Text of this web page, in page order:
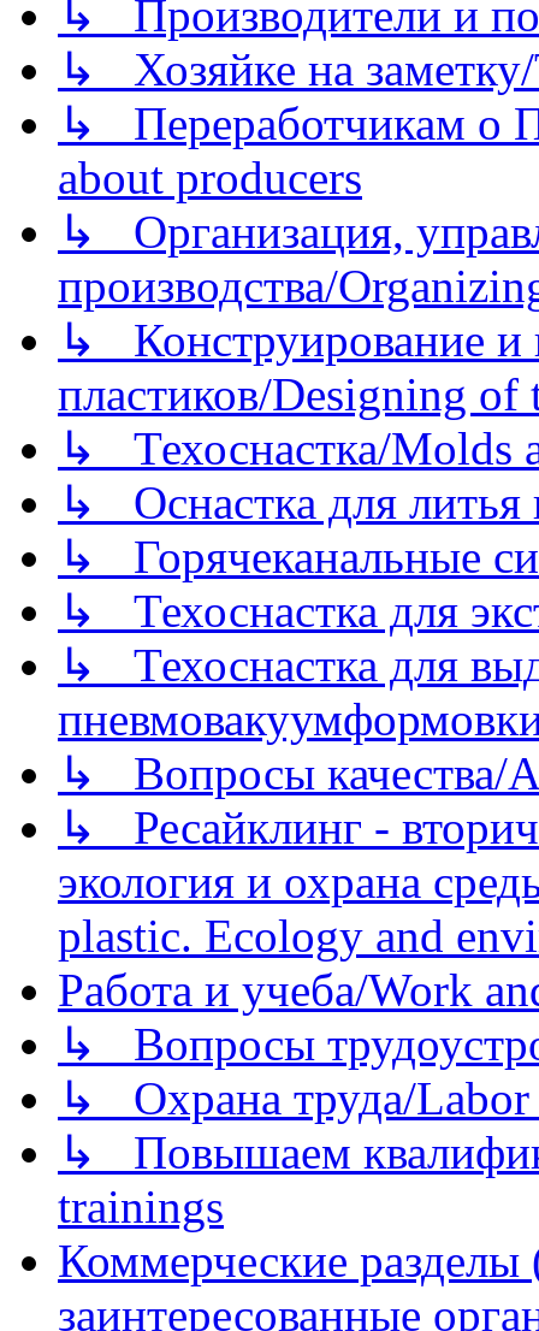
↳ Производители и
↳ Хозяйке на
↳ Переработчикам о
about producers
↳ Организация,
производства/
↳ Конструирование и
пластиков/Designing of
↳ Техоснастка/Molds
↳ Оснастка для литья
↳ Горячеканальные
↳ Техоснастка для
↳ Техоснастка для
↳ Вопросы качества/
↳ Ресайклинг -
экология и охрана
plastic. Ecology and
Работа и учеба/Work
↳ Вопросы
↳ Охрана труда/Labor
↳ Повышаем
trainings
Коммерческие
заинтересованные